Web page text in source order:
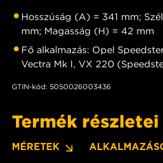
Hosszúság (A) = 341 mm;
mm; Magasság (H) = 42 mm
Fő alkalmazás: Opel
Vectra Mk I, VX 220
GTIN-kód: 5050026003436
Termék részletei
MÉRETEK